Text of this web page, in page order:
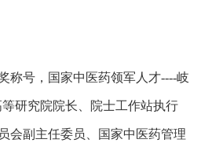
称号，国家中医药领军人才----岐
研究院院长、院士工作站执行
会副主任委员、国家中医药管理